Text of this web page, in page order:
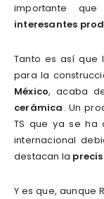
importante
interesantes
Tanto es así que
para la
México, acaba
cerámica. Un
TS que ya se ha
internacional
destacan la
Y es que, aunque